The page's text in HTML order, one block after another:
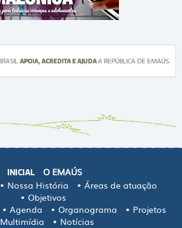
INICIAL
O EMAÚS
Nossa História
Áreas de atuação
Objetivos
Agenda Organograma
Projetos
Multimídia
Notícias